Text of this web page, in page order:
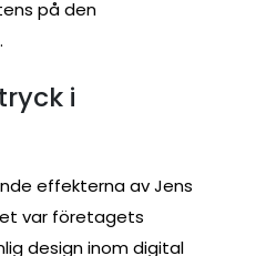
på den
i
effekterna av Jens
var företagets
design inom digital